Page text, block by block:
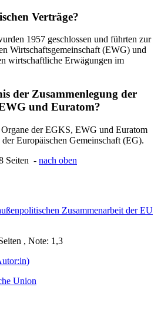
Verträge?
1957 geschlossen und führten zur
Wirtschaftsgemeinschaft (EWG) und
wirtschaftliche Erwägungen im
der Zusammenlegung der
und Euratom?
der EGKS, EWG und Euratom
Europäischen Gemeinschaft (EG).
Seiten - nach oben
, Note: 1,3
Union